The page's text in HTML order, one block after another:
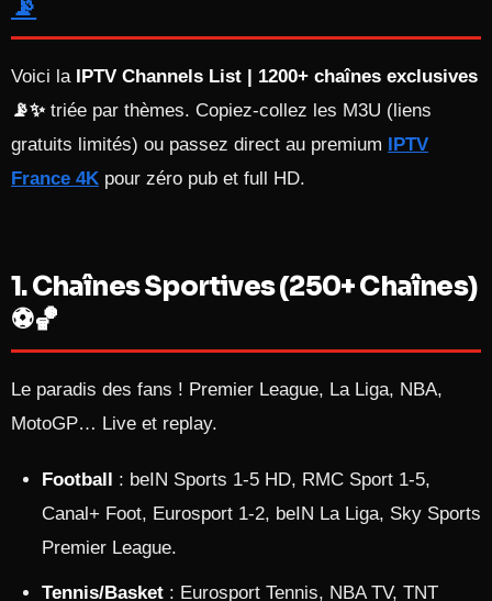
📡
Voici la IPTV Channels List | 1200+ chaînes exclusives
📡✨ triée par thèmes. Copiez-collez les M3U (liens
gratuits limités) ou passez direct au premium IPTV
France 4K pour zéro pub et full HD.
1. Chaînes Sportives (250+ Chaînes)
⚽🏀
Le paradis des fans ! Premier League, La Liga, NBA,
MotoGP… Live et replay.
Football : beIN Sports 1-5 HD, RMC Sport 1-5,
Canal+ Foot, Eurosport 1-2, beIN La Liga, Sky Sports
Premier League.
Tennis/Basket : Eurosport Tennis, NBA TV, TNT